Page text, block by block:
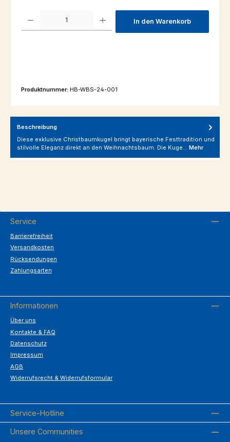
Produkt Anzahl: Gib den gewünschten Wert ein oder benutze die
In den Warenkorb
Produktnummer: HB-WBS-24-001
Beschreibung
Diese exklusive Christbaumkugel bringt bayerische Festtradition und
stilvolle Eleganz direkt an den Weihnachtsbaum. Die Kuge… Mehr
Service
Barrierefreiheit
Versandkosten
Rücksendungen
Zahlungsarten
Informationen
Über uns
Kontakte & FAQ
Datenschutz
Impressum
AGB
Widerrufsrecht & Widerrufsformular
Service-Hotline
Unsere Communities